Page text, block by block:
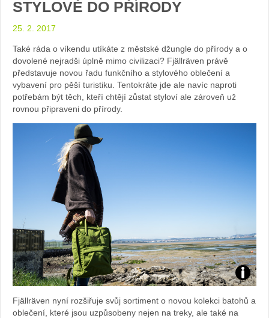
STYLOVĚ DO PŘÍRODY
25. 2. 2017
Také ráda o víkendu utíkáte z městské džungle do přírody a o
dovolené nejradši úplně mimo civilizaci? Fjällräven právě
představuje novou řadu funkčního a stylového oblečení a
vybavení pro pěší turistiku. Tentokráte jde ale navíc naproti
potřebám být těch, kteří chtějí zůstat styloví ale zároveň už
rovnou připraveni do přírody.
Foto:
archiv
Fjällräven nyní rozšiřuje svůj sortiment o novou kolekci batohů a
oblečení, které jsou uzpůsobeny nejen na treky, ale také na